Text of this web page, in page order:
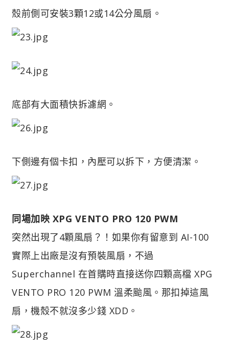
殼前側可安裝3顆12或14公分風扇。
底部有大面積快拆濾網。
下側邊有個卡扣，內壓可以拆下，方便清潔。
同場加映 XPG VENTO PRO 120 PWM
突然出現了4顆風扇？！如果你有留意到 AI-100
實際上出廠是沒有預裝風扇，不過
Superchannel 在首購時直接送你四顆高檔 XPG
VENTO PRO 120 PWM 溫柔颱風。那扣掉這風
扇，機殼不就沒多少錢 XDD。